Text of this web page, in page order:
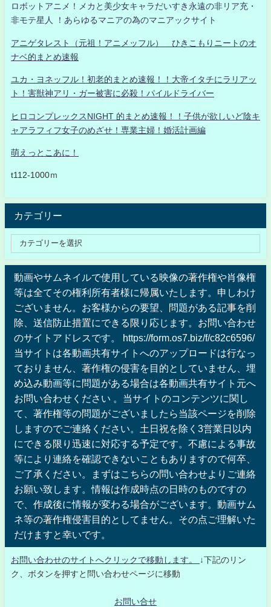
ロボットアニメ！メカと美少女キャラだいすき永遠の非リア充・
非モテ星人 ！あらゆるマニアの為のマニアックサイト
アニゲタレスト（元祖！アニメッフル） ひきこもりニートのオ
ナベ的まとめ速報
ユカ・ヨネッフル！初老的まとめ速報！！大帝イタチにラリアッ
ト！害獣神アリ・ガー被害に必殺！パイルドライバー
ヒロコンプレックスNIGHT 的まとめ速報！！子供が欲しいど陰キ
ャアラフィフ女子のめざせ！専業主婦！婚活計画編
萌えっとこあに！
t112-1000ｍ
カテゴリー
動画やサムネイルで使用している映像の著作権や肖像権
等は全てその権利所有者様に帰属いたします。申しわけ
ございません。お客様からの要望、問題がある記事を削
除、送信防止措置にできる限り応じます。お問い合わせ
のサイトアドレスです。 https://form.os7.biz/f/c82c6596/
当サイトは各動画共有サイトへのアップロードは行なっ
ておりません、著作権の侵害を目的としていません、埋
め込み動画等に問題がある場合は各動画共有サイト元へ
お問い合わせください 。当サイトのコンテンツに関し
て、著作権等の問題がございましたら当該ページを削除
しますのでご連絡ください。土日祝を除く3営業日以内
にできる限り迅速に対応する予定です。不慮による事故
等により連絡を確認できないこともありますので何卒、
ご了承ください。まずはこちらの問い合わせよりご連絡
お願い致します。情報は作成時点の日時のものですの
で、作成後に情報が変わる場合がございます。動画サム
ネ等の著作権侵害目的としてません。その点ご理解いた
だけますと幸いです。
お問い合わせのサイトへクリックで移動します。
↓下記のリン
ク、ボタンを押すと問い合わせページに移動
お問い合せ